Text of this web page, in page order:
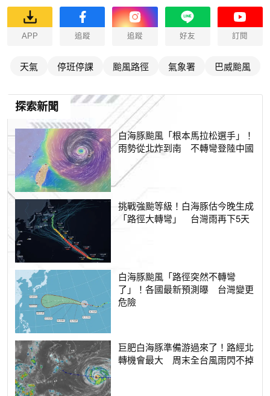
APP 追蹤 追蹤 好友 訂閱
天氣 停班停課 颱風路徑 氣象署 巴威颱風
探索新聞
白海豚颱風「根本馬拉松選手」！
雨勢從北炸到南 不轉彎登陸中國
挑戰強颱等級！白海豚估今晚生成
「路徑大轉彎」 台灣雨再下5天
白海豚颱風「路徑突然不轉彎
了」！各國最新預測曝 台灣變更
危險
巨肥白海豚準備游過來了！路經北
轉機會最大 周末全台風雨閃不掉